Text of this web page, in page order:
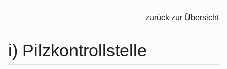
zurück zur Übersicht
i) Pilzkontrollstelle